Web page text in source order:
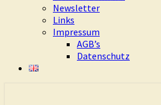
Newsletter
Links
Impressum
AGB’s
Datenschutz